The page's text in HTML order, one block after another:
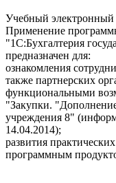
Учебный электронный
Применение
"1С:Бухгалтерия
предназначен для:
ознакомления
также партнерских
функциональными
"Закупки.
учреждения 8"
14.04.2014);
развития
программным